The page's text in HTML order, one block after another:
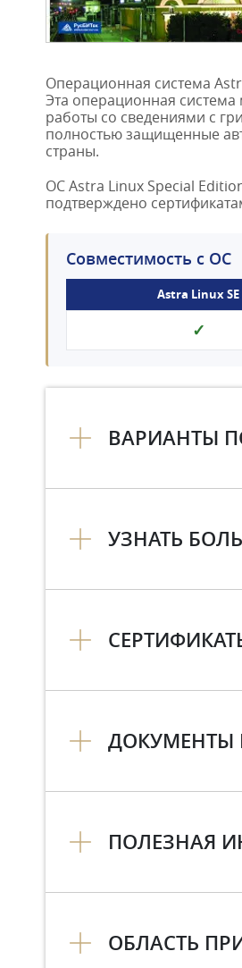
Операционная система
Эта операционная
работы со сведениями с
полностью защищенные
страны.
ОС Astra Linux Special
подтверждено
Совместимость с ОС
Astra Linux SE
✓
ВАРИАНТЫ
УЗНАТЬ
ДОКУМЕНТЫ
ПОЛЕЗНАЯ
ОБЛАСТЬ